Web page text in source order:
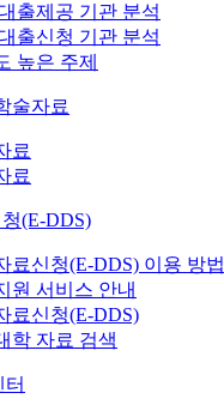
출제공 기관 분석
출신청 기관 분석
높은 주제
술자료
료
료
(E-DDS)
료신청(E-DDS) 이용 방법
원 서비스 안내
료신청(E-DDS)
학 자료 검색
터